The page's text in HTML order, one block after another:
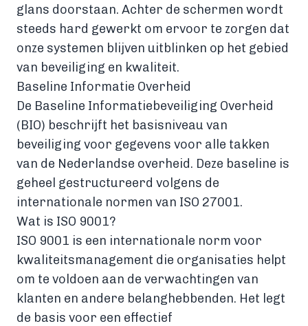
glans doorstaan. Achter de schermen wordt
steeds hard gewerkt om ervoor te zorgen dat
onze systemen blijven uitblinken op het gebied
van beveiliging en kwaliteit.
Baseline Informatie Overheid
De Baseline Informatiebeveiliging Overheid
(BIO) beschrijft het basisniveau van
beveiliging voor gegevens voor alle takken
van de Nederlandse overheid. Deze baseline is
geheel gestructureerd volgens de
internationale normen van ISO 27001.
Wat is ISO 9001?
ISO 9001 is een internationale norm voor
kwaliteitsmanagement die organisaties helpt
om te voldoen aan de verwachtingen van
klanten en andere belanghebbenden. Het legt
de basis voor een effectief